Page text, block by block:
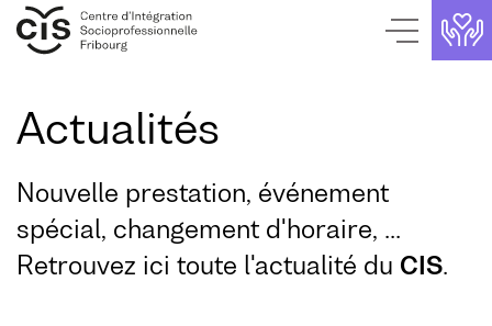
Navigation interne
Actualités
Nouvelle prestation, événement
spécial, changement d'horaire, ...
Retrouvez ici toute l'actualité du CIS.